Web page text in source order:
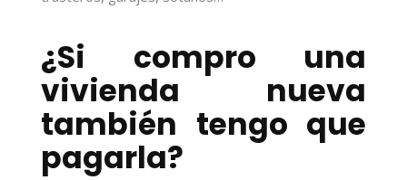
¿Si compro una
vivienda nueva
también tengo que
pagarla?